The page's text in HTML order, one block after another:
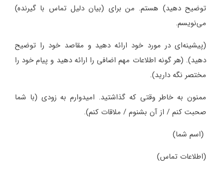
توضیح دهید) هستم. من برای (بیان دلیل تماس با گیرنده)
می‌نویسم.
(پیشینه‌ای در مورد خود ارائه دهید و مقاصد خود را توضیح
دهید). (هر گونه اطلاعات مهم اضافی را ارائه دهید و پیام خود را
مختصر نگه دارید).
ممنون به خاطر وقتی که گذاشتید. امیدوارم به زودی (با شما
صحبت کنم / از آن بشنوم / ملاقات کنم).
(اسم شما)
(اطلاعات تماس)